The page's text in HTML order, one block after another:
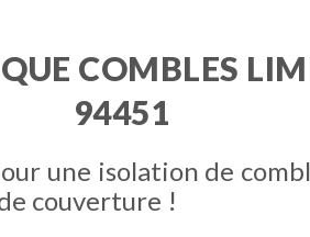
COMBLES
94451
une isolation de
couverture !